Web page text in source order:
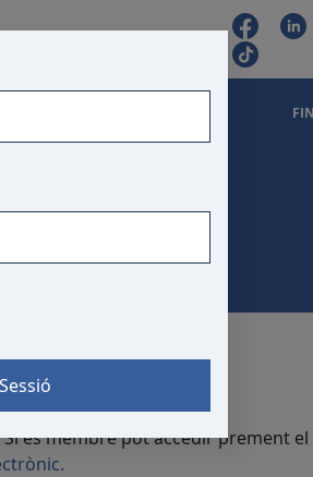
és membre pot accedir prement